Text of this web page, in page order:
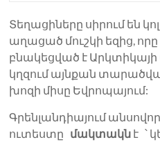
Տեղացիները սիրում են
աղացած մուշկի եզից,
բնակեցված է Արկտիկայի
կղզում այնքան
խոզի միսը Եվրոպայում:
Գրենլանդիայում
ուտեստը մակտակն է ՝